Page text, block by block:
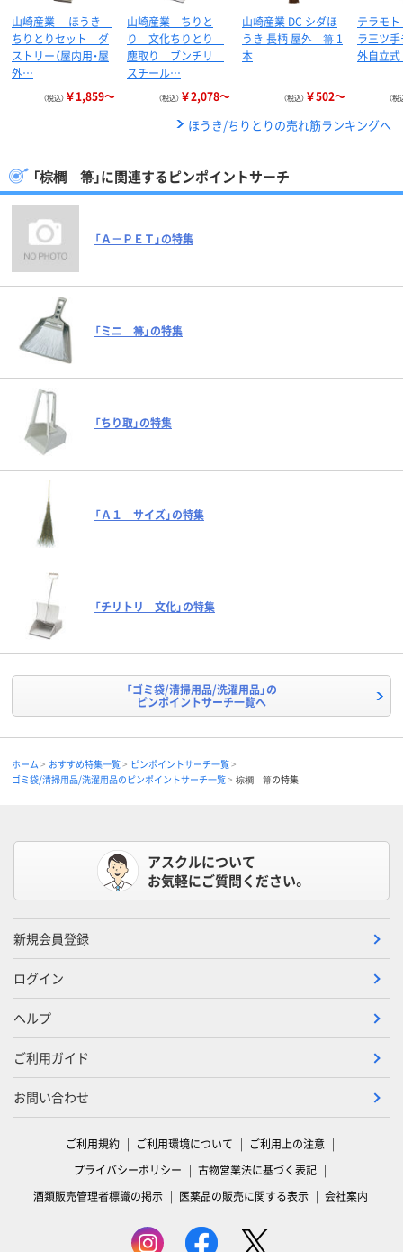
山崎産業 ほうき
ちりとりセット ダ
ストリー（屋内用・屋
外…
（税込） ￥1,859～
山崎産業 ちりと
り 文化ちりとり
塵取り ブンチリ
スチール…
（税込） ￥2,078～
山崎産業 DC シダほ
うき 長柄 屋外 箒 1
本
（税込） ￥502～
テラモ
ラ三ツ
外自立
（税
ほうき/ちりとりの売れ筋ランキングへ
「棕櫚 箒」に関連するピンポイントサーチ
「Ａ－ＰＥＴ」の特集
「ミニ 箒」の特集
「ちり取」の特集
「Ａ１ サイズ」の特集
「チリトリ 文化」の特集
「ゴミ袋/清掃用品/洗濯用品」の
ピンポイントサーチ一覧へ
ホーム おすすめ特集一覧
ピンポイントサーチ一覧
ゴミ袋/清掃用品/洗濯用品のピンポイントサーチ一覧
棕櫚 箒の特集
アスクルについて
お気軽にご質問ください。
新規会員登録
ログイン
ヘルプ
ご利用ガイド
お問い合わせ
ご利用規約 ご利用環境について
ご利用上の注意
プライバシーポリシー
古物営業法に基づく表記
酒類販売管理者標識の掲示
医薬品の販売に関する表示 会社案内